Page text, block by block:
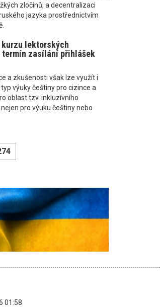
zločinů, a decentralizaci
jazyka prostřednictvím
lektorských
zasílání přihlášek
a zkušenosti však lze využít i
výuky češtiny pro cizince a
oblast tzv. inkluzívního
pro výuku češtiny nebo
01:58